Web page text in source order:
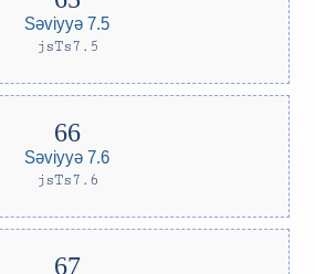
Səviyyə 7.5
jsTs7.5
Səviyyə 7.6
jsTs7.6